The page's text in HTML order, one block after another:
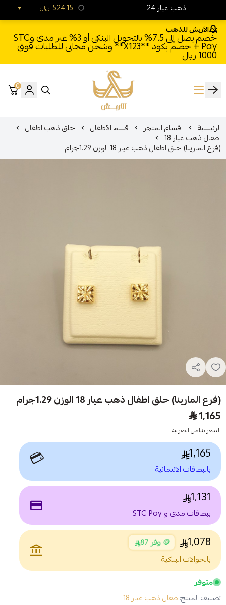
الأربش للذهب
خصم يصل إلى 7.5% بالتحويل البنكي أو 3% عبر مدى وSTC
Pay + خصم بكود **X123** وشحن مجاني للطلبات فوق
1000 ريال
الأربش للذهب
0
الرئيسية اقسام المتجر قسم الأطفال حلق ذهب اطفال
اطفال ذهب عيار 18
(فرع المارينا) حلق اطفال ذهب عيار 18 الوزن 1.29جرام
(فرع المارينا) حلق اطفال ذهب عيار 18 الوزن 1.29جرام
1,165
السعر شامل الضريبه
1,165
بالبطاقات الائتمانية 💳
1,131
ببطاقات مدى و STC Pay payment
1,078 🪙 وفر 87
بالحوالات البنكية
account_balance
متوفر
تصنيف المنتج:اطفال ذهب عيار 18
24 ذهب عيار ريال 524.15